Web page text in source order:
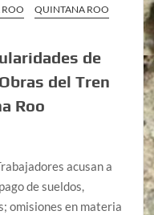
ROO
QUINTANA ROO
de
del Tren
Roo
acusan a
de sueldos,
omisiones en materia